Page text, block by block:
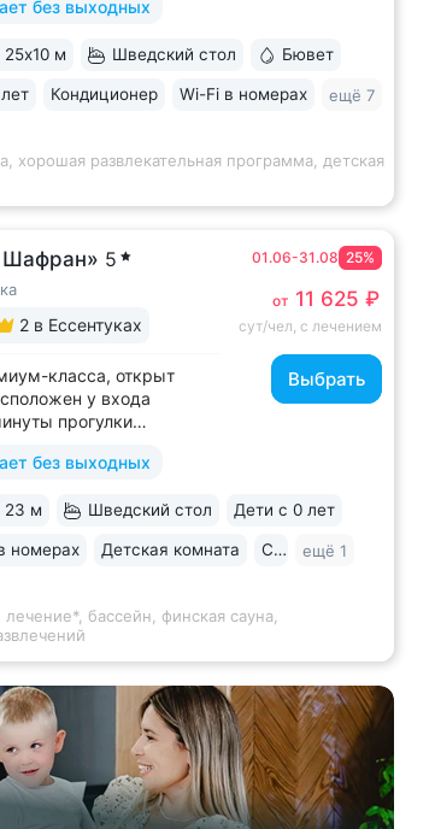
медспециалистов
Есть
без выходных
м Шведский стол Бювет
Кондиционер Wi-Fi в номерах ещё 7
хорошая развлекательная программа, детская
Шафран» 5
2 в Ессентуках
класса, открыт
у входа
прогулки
бассейн с водопадом,
• Трёхразовое
без выходных
01.06-31.08 25%
от 11 625 ₽
сут/чел, с лечением
Выбрать
23 м Шведский стол Дети с 0 лет
номерах Детская комната Спа ещё 1
бассейн, финская сауна,